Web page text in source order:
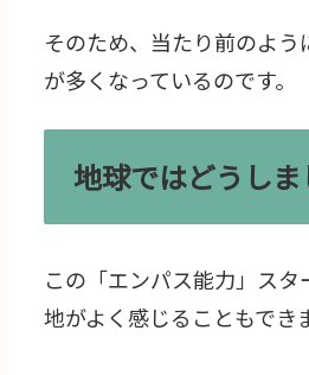
そのため、当たり前のよ
が多くなっているのです。
地球ではどうしま
この「エンパス能力」ス
地がよく感じることもでき